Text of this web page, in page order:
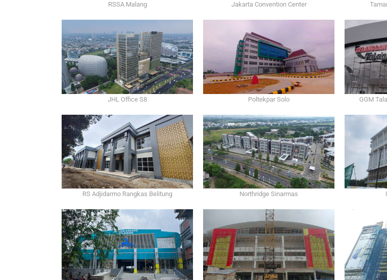
RSSA Malang Jakarta Convention Center
JHL Office S8 Poltekpar Solo GGM
RS Adjidarmo Rangkas Belitung Northridge Sinarmas